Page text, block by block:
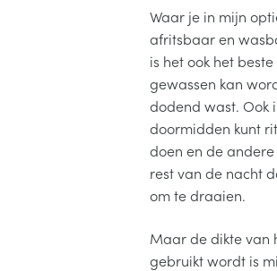
Waar je in mijn
afritsbaar en
is het ook het
gewassen kan
dodend wast. Ook
doormidden kunt
doen en de
rest van de nacht
om te draaien.
Maar de dikte van
gebruikt wordt is